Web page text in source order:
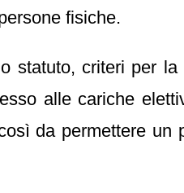
fisiche.
statuto, criteri per la
alle cariche
da permettere un